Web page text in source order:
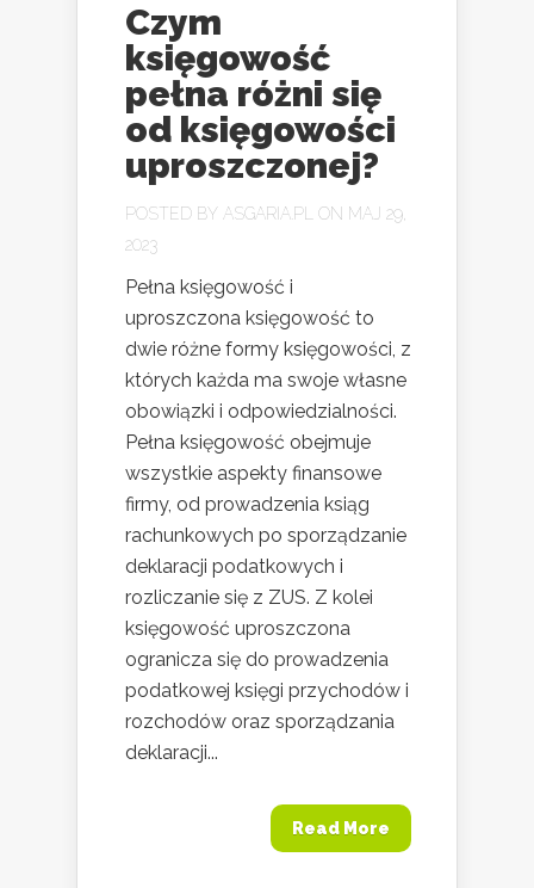
Czym
księgowość
pełna różni się
od księgowości
uproszczonej?
POSTED BY ASGARIA.PL
ON MAJ 29,
2023
Pełna księgowość i
uproszczona księgowość to
dwie różne formy księgowości, z
których każda ma swoje własne
obowiązki i odpowiedzialności.
Pełna księgowość obejmuje
wszystkie aspekty finansowe
firmy, od prowadzenia ksiąg
rachunkowych po sporządzanie
deklaracji podatkowych i
rozliczanie się z ZUS. Z kolei
księgowość uproszczona
ogranicza się do prowadzenia
podatkowej księgi przychodów i
rozchodów oraz sporządzania
deklaracji...
Read More